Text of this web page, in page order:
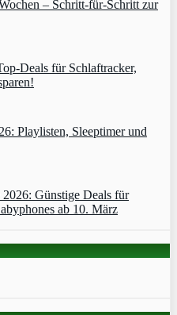
– Schritt‑für‑Schritt zur
Deals für Schlaftracker,
Playlisten, Sleeptimer und
Günstige Deals für
ab 10. März